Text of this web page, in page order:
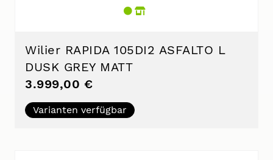
Wilier RAPIDA 105DI2 ASFALTO L
DUSK GREY MATT
3.999,00 €
Varianten verfügbar